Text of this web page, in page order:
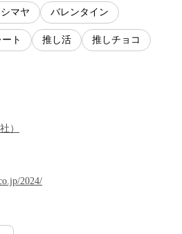
マヤ バレンタイン
ト 推し活 推しチョコ
）
2024/